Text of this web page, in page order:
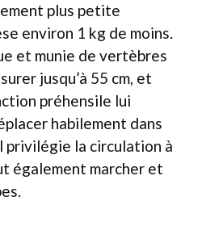
plus petite
environ 1 kg de moins.
et munie de vertèbres
jusqu’à 55 cm, et
préhensile lui
habilement dans
privilégie la circulation à
également marcher et